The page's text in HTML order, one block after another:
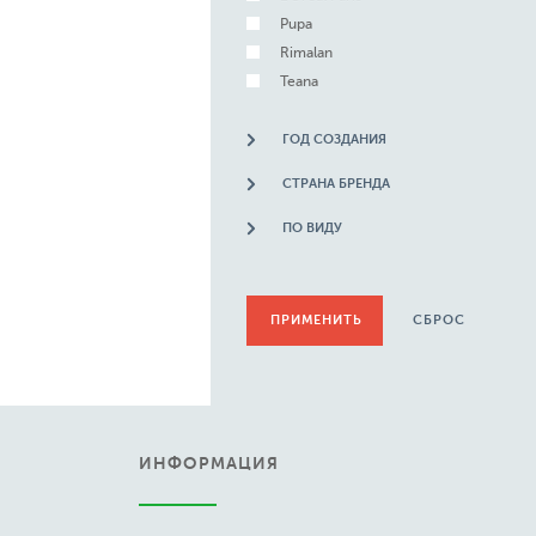
Pupa
Rimalan
Teana
ГОД СОЗДАНИЯ
СТРАНА БРЕНДА
ПО ВИДУ
СБРОС
ИНФОРМАЦИЯ